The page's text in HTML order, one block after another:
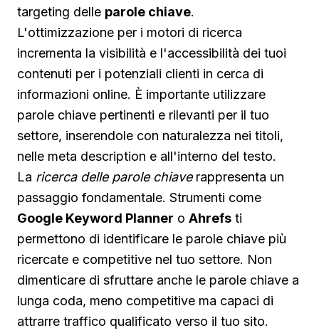
targeting delle parole chiave.
L'ottimizzazione per i motori di ricerca
incrementa la visibilità e l'accessibilità dei tuoi
contenuti per i potenziali clienti in cerca di
informazioni online. È importante utilizzare
parole chiave pertinenti e rilevanti per il tuo
settore, inserendole con naturalezza nei titoli,
nelle meta description e all'interno del testo.
La ricerca delle parole chiaverappresenta un
passaggio fondamentale. Strumenti come
Google Keyword Planner o Ahrefs ti
permettono di identificare le parole chiave più
ricercate e competitive nel tuo settore. Non
dimenticare di sfruttare anche le parole chiave a
lunga coda, meno competitive ma capaci di
attrarre traffico qualificato verso il tuo sito.